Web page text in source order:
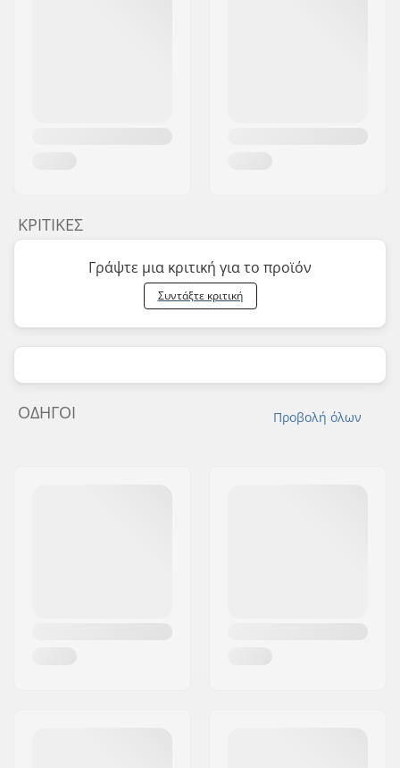
ΚΡΙΤΙΚΈΣ
Γράψτε μια κριτική για το προϊόν
Συντάξτε κριτική
Προβολή όλων
ΟΔΗΓΟΊ